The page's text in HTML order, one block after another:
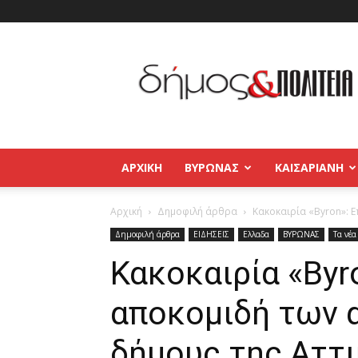
και
Πολιτεία
Βύρωνας
–
Παγκράτι
ΑΡΧΙΚΉ ΒΥΡΩΝΑΣ ΚΑΙΣΑΡΙΑΝΗ
Αρχική Δημοφιλή άρθρα Κακοκαιρία «Byron»:
Δημοφιλή άρθρα ΕΙΔΗΣΕΙΣ Ελλαδα ΒΥΡΩΝΑΣ Τα
Κακοκαιρία
αποκομιδή των